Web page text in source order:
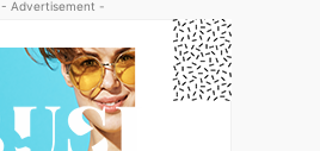
- Advertisement -